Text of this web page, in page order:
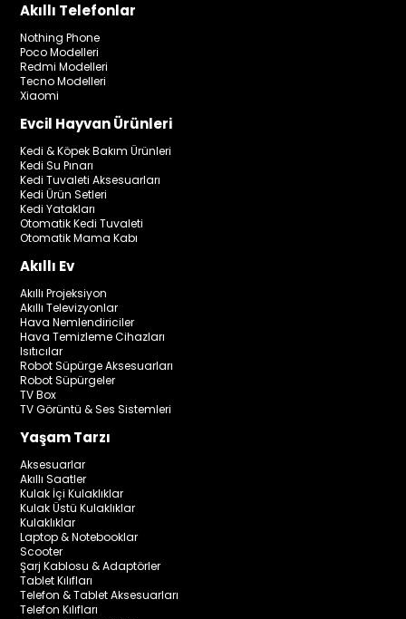
Akıllı Telefonlar
Nothing Phone
Poco Modelleri
Redmi Modelleri
Tecno Modelleri
Xiaomi
Evcil Hayvan Ürünleri
Kedi & Köpek Bakım Ürünleri
Kedi Su Pınarı
Kedi Tuvaleti Aksesuarları
Kedi Ürün Setleri
Kedi Yatakları
Otomatik Kedi Tuvaleti
Otomatik Mama Kabı
Akıllı Ev
Akıllı Projeksiyon
Akıllı Televizyonlar
Hava Nemlendiriciler
Hava Temizleme Cihazları
Isıtıcılar
Robot Süpürge Aksesuarları
Robot Süpürgeler
TV Box
TV Görüntü & Ses Sistemleri
Yaşam Tarzı
Aksesuarlar
Akıllı Saatler
Kulak İçi Kulaklıklar
Kulak Üstü Kulaklıklar
Kulaklıklar
Laptop & Notebooklar
Scooter
Şarj Kablosu & Adaptörler
Tablet Kılıfları
Telefon & Tablet Aksesuarları
Telefon Kılıfları